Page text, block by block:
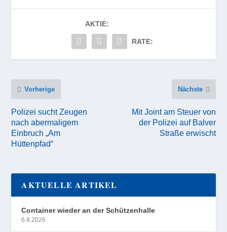
AKTIE:
RATE:
Vorherige
Polizei sucht Zeugen
nach abermaligem
Einbruch „Am
Hüttenpfad“
Nächste
Mit Joint am Steuer von
der Polizei auf Balver
Straße erwischt
AKTUELLE ARTIKEL
Container wieder an der Schützenhalle
6.8.2026